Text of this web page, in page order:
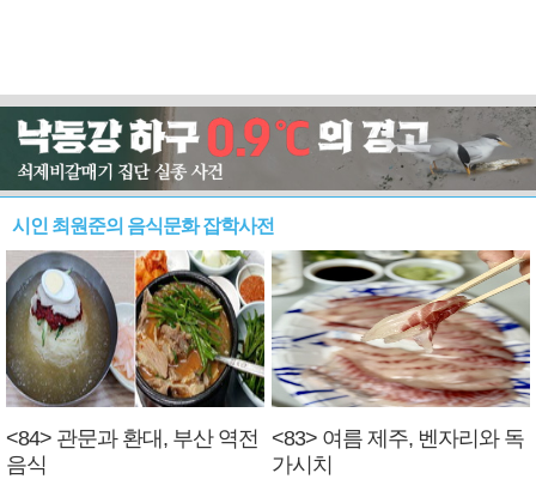
시인 최원준의 음식문화 잡학사전
<84> 관문과 환대, 부산 역전
음식
<83> 여름 제주, 벤자리와 독
가시치